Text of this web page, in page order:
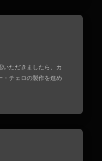
ただきましたら、カ
・チェロの製作を進め